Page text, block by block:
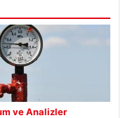
ve Analizler